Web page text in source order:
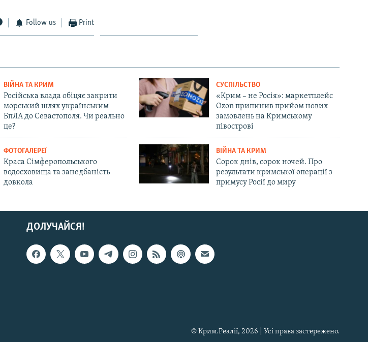
Follow us Print
ВІЙНА ТА КРИМ
Російська влада обіцяє закрити
морський шлях українським
БпЛА до Севастополя. Чи реально
це?
СУСПІЛЬСТВО
«Крим – не Росія»: маркетплейс
Ozon припинив прийом нових
замовлень на Кримському
півострові
ФОТОГАЛЕРЕЇ
Краса Сімферопольського
водосховища та занедбаність
довкола
ВІЙНА ТА КРИМ
Сорок днів, сорок ночей. Про
результати кримської операції з
примусу Росії до миру
ДОЛУЧАЙСЯ!
© Крим.Реалії, 2026 | Усі права застережено.